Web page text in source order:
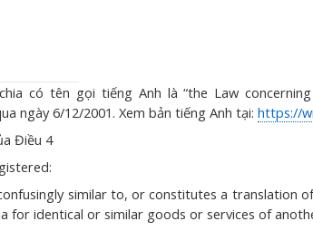
có tên gọi tiếng Anh là “the Law
ngày 6/12/2001. Xem bản tiếng Anh tại: https://
Điều 4
similar to, or constitutes a translation
for identical or similar goods or services of